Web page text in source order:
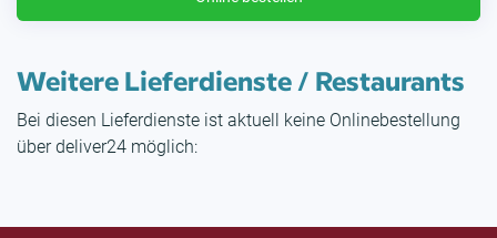
Weitere Lieferdienste / Restaurants
Bei diesen Lieferdienste ist aktuell keine Onlinebestellung
über deliver24 möglich: